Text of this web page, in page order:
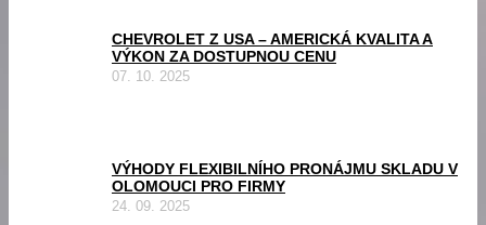
CHEVROLET Z USA – AMERICKÁ KVALITA A
VÝKON ZA DOSTUPNOU CENU
07. 10. 2025
VÝHODY FLEXIBILNÍHO PRONÁJMU SKLADU V
OLOMOUCI PRO FIRMY
24. 09. 2025